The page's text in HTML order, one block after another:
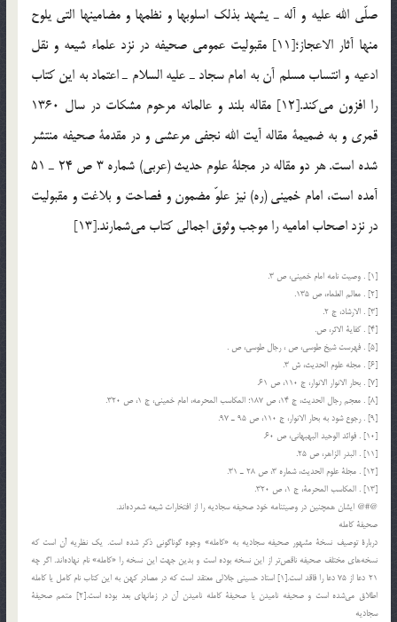
صلّي الله عليه و آله ـ يشهد بذلك اسلوبها و نظمها و مضامينها التي يلوح
منها آثار الاعجاز؛[11] مقبوليت عمومي صحيفه در نزد علماء شيعه و نقل
ادعيه و انتساب مسلم آن به امام سجاد ـ عليه السلام ـ اعتماد به اين كتاب
را افزون مي‌كند.[12] مقاله بلند و عالمانه مرحوم مشكات در سال 1360
قمري و به ضميمة مقاله آيت الله نجفي مرعشي و در مقدمة صحيفه منتشر
شده است. هر دو مقاله در مجلة علوم حديث (عربي) شماره 3 ص 24 ـ 51
آمده است، امام خميني (ره) نيز علوّ مضمون و فصاحت و بلاغت و مقبوليت
در نزد اصحاب اماميه را موجب وثوق اجمالي كتاب مي‌شمارند.[13]
[1] . وصيت نامه امام خميني، ص 3.
[2] . معالم العلماء، ص 135.
[3] . الارشاد، ج 2.
[4] . كفاية الاثر، ص.
[5] . فهرست شيخ طوسي، ص ، رجال طوسي، ص .
[6] . مجله علوم الحديث، ش 3.
[7] . بحار الانوار الانوار، ج 110، ص 61.
[8] . معجم رجال الحديث، ج 14، ص 187؛ المكاسب المحرمه، امام خميني، ج 1، ص 320.
[9] . رجوع شود به بحار الانوار، ج 110، ص 95 ـ 97.
[10] . فوائد الوحيد البهبهاني، ص 60.
[11] . البدر الزاهر، ص 25.
[12] . مجلة علوم الحديث، شماره 3، ص 28 ـ 31.
[13] . المكاسب المحرمة، ج 1، ص 320.
@#@ ايشان همچنين در وصيتنامه خود صحيفه سجاديه را از افتخارات شيعه شمرده‌اند.
صحيفة كامله
دربارة توصيف نسخة مشهور صحيفه سجاديه به «كامله» وجوه گوناگوني ذكر شده است. يك نظريه آن است كه
نسخه‌هاي مختلف صحيفه ناقص‌تر از اين نسخه بوده است و بدين جهت اين نسخه را «كامله» نام نهاده‌اند. اگر چه
21 دعا از 75 دعا را فاقد است.[1] استاد حسيني جلالي معتقد است كه در مصادر كهن به اين كتاب نام كامل يا كامله
اطلاق مي‌شده است و صحيفه ناميدن يا صحيفة كامله ناميدن آن در زمانهاي بعد بوده است.[2] متمم صحيفة
سجاديه